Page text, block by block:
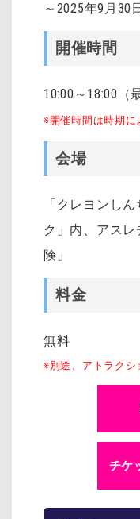
～2025年9月30
開催時間
10:00～18:00（
※開催時間は時期に
会場
「クレヨンし
ク」内、アス
険」
料金
無料
※別途、アトラクシ
チケ